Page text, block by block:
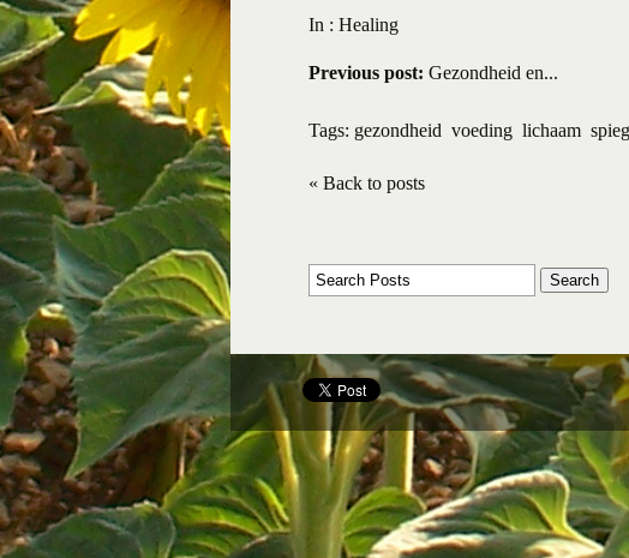
In : Healing
Previous post: Gezondheid en...
Tags: gezondheid voeding lichaam
« Back to posts